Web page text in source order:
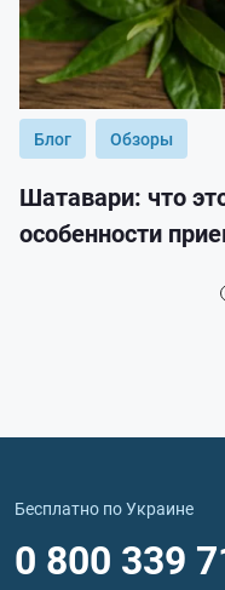
Блог Обзоры
Шатавари: что
особенности
Бесплатно по Украине
0 800 339